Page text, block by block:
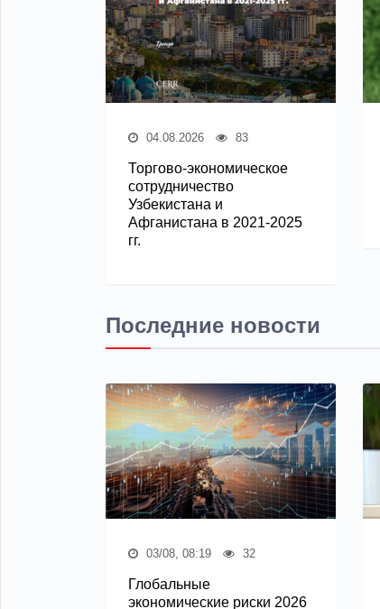
04.08.2026 83
Торгово-экономическое
сотрудничество
Узбекистана и
Афганистана в 2021-2025
гг.
Последние новости
03/08, 08:19 32
Глобальные
экономические риски 2026